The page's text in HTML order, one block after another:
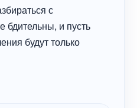
с
бдительны, и пусть
будут только